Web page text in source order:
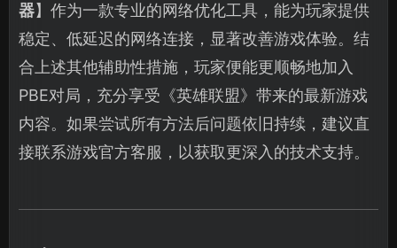
器】作为一款专业的网络优化工具，能为玩家提供
稳定、低延迟的网络连接，显著改善游戏体验。结
合上述其他辅助性措施，玩家便能更顺畅地加入
PBE对局，充分享受《英雄联盟》带来的最新游戏
内容。如果尝试所有方法后问题依旧持续，建议直
接联系游戏官方客服，以获取更深入的技术支持。